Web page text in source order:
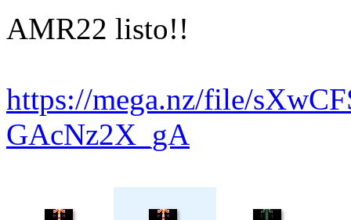
AMR22 listo!!
https://mega.nz/file/
GAcNz2X_gA